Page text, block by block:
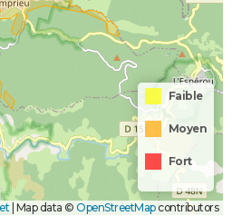
Faible
Moyen
Fort
Map data © OpenStreetMapcontributors